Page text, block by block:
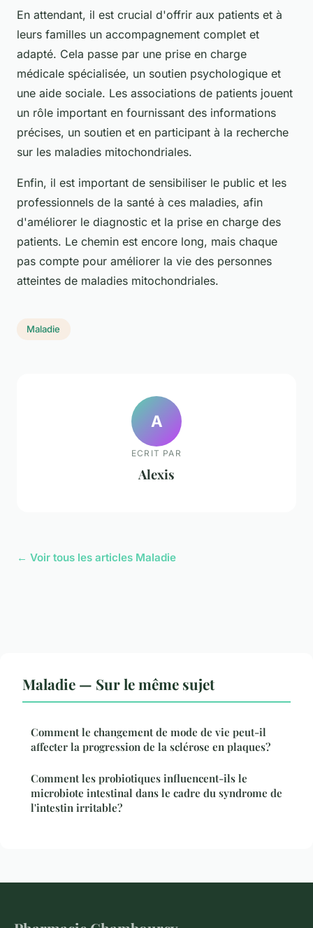
En attendant, il est crucial d'offrir aux patients et à
leurs familles un accompagnement complet et
adapté. Cela passe par une prise en charge
médicale spécialisée, un soutien psychologique et
une aide sociale. Les associations de patients jouent
un rôle important en fournissant des informations
précises, un soutien et en participant à la recherche
sur les maladies mitochondriales.
Enfin, il est important de sensibiliser le public et les
professionnels de la santé à ces maladies, afin
d'améliorer le diagnostic et la prise en charge des
patients. Le chemin est encore long, mais chaque
pas compte pour améliorer la vie des personnes
atteintes de maladies mitochondriales.
Maladie
A
ECRIT PAR
Alexis
← Voir tous les articles Maladie
Maladie — Sur le même sujet
Comment le changement de mode de vie peut-il
affecter la progression de la sclérose en plaques?
Comment les probiotiques influencent-ils le
microbiote intestinal dans le cadre du syndrome de
l'intestin irritable?